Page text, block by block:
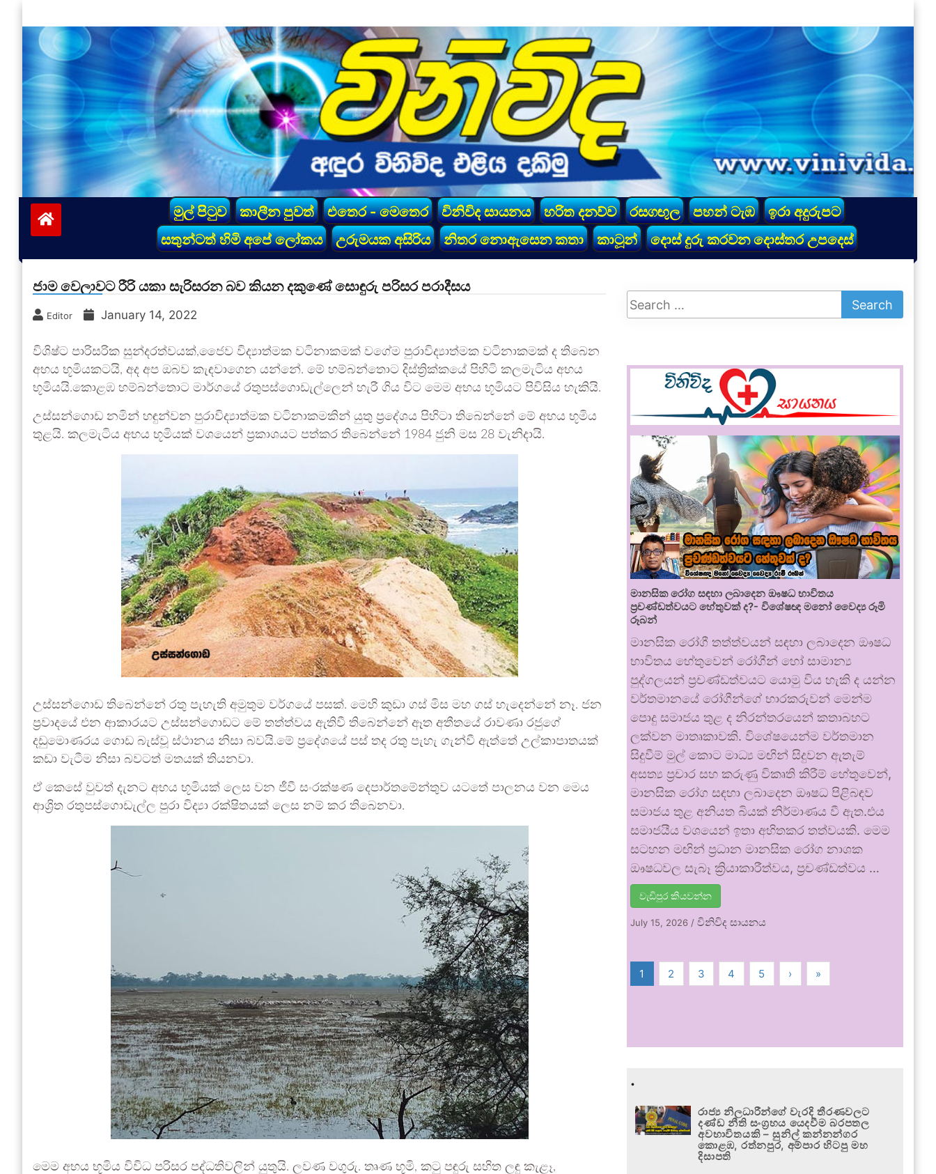
to
content
vinivida.lk
මුල් පිටුව කාලීන පුවත් එතෙර - මෙතෙර විනිවිද සායනය හරිත දනව්ව රසගඟුල පහන් ටැඹ
ඉරා අදුරුපට
සතුන්ටත් හිමි අපේ ලෝකය
උරුමයක අසිරිය නිතර නොඇසෙන කතා කාටූන් දොස් දුරු කරවන දොස්තර උපදෙස්
ජාම වෙලාවට රීරි යකා සැරිසරන බව කියන දකුණේ සොඳුරු පරිසර පරාදීසය
Editor January 14, 2022
විශිෂ්ට පාරිසරික සුන්දරත්වයක්,ජෛව විද්‍යාත්මක වටිනාකමක් වගේම පුරාවිද්‍යාත්මක වටිනාකමක් ද තිබෙන
අභය භූමියකටයි, අද අප ඔබව කැඳවාගෙන යන්නේ. මේ හම්බන්තොට දිස්ත්‍රික්කයේ පිහිටි කලමැටිය අභය
භූමියයි.කොළඹ හම්බන්තොට මාර්ගයේ රතුපස්ගොඩැල්ලෙන් හැරී ගිය විට මෙම අභය භූමියට පිවිසිය හැකියි.
උස්සන්ගොඩ නමින් හඳුන්වන පුරාවිද්‍යාත්මක වටිනාකමකින් යුතු ප්‍රදේශය පිහිටා තිබෙන්නේ මේ අභය භූමිය
තුළයි. කලමැටිය අභය භූමියක් වශයෙන් ප්‍රකාශයට පත්කර තිබෙන්නේ 1984 ජුනි මස 28 වැනිදායි.
උස්සන්ගොඩ තිබෙන්නේ රතු පැහැති අමුතුම වර්ගයේ පසක්. මෙහි කුඩා ගස් මිස මහ ගස් හැදෙන්නේ නෑ. ජන
ප්‍රවාදයේ එන ආකාරයට උස්සන්ගොඩට මේ තත්ත්වය ඇතිවී තිබෙන්නේ ඈත අතීතයේ රාවණා රජුගේ
දඩුමොණරය ගොඩ බැස්වූ ස්ථානය නිසා බවයි.මේ ප්‍රදේශයේ පස් තද රතු පැහැ ගැන්වී ඇත්තේ උල්කාපාතයක්
කඩා වැටීම නිසා බවටත් මතයක් තියනවා.
ඒ කෙසේ වුවත් දැනට අභය භූමියක් ලෙස වන ජීවී සංරක්ෂණ දෙපාර්තමේන්තුව යටතේ පාලනය වන මෙය
ආශ්‍රිත රතුපස්ගොඩැල්ල පුරා විද්‍යා රක්ෂිතයක් ලෙස නම් කර තිබෙනවා.
මෙම අභය භූමිය විවිධ පරිසර පද්ධතිවලින් යුතුයි. ලවණ වගුරු. තෘණ භූමි, කටු පඳුරු සහිත ලඳු කැළෑ,
මානසික රෝග සඳහා ලබාදෙන ඖෂධ භාවිතය
ප්‍රචණ්ඩත්වයට හේතුවක් ද?- විශේෂඥ මනෝ වෛද්‍ය රූමි
රූබන්
මානසික රෝගී තත්ත්වයන් සඳහා ලබාදෙන ඖෂධ
භාවිතය හේතුවෙන් රෝගීන් හෝ සාමාන්‍ය
පුද්ගලයන් ප්‍රචණ්ඩත්වයට යොමු විය හැකි ද යන්න
වර්තමානයේ රෝගීන්ගේ භාරකරුවන් මෙන්ම
පොදු සමාජය තුළ ද නිරන්තරයෙන් කතාබහට
ලක්වන මාතෘකාවකි. විශේෂයෙන්ම වර්තමාන
සිදුවීම් මුල් කොට මාධ්‍ය මඟින් සිදුවන ඇතැම්
අසත්‍ය ප්‍රචාර සහ කරුණු විකෘති කිරීම් හේතුවෙන්,
මානසික රෝග සඳහා ලබාදෙන ඖෂධ පිළිබඳව
සමාජය තුළ අනියත බියක් නිර්මාණය වී ඇත.එය
සමාජයීය වශයෙන් ඉතා අහිතකර තත්වයකි. මෙම
සටහන මඟින් ප්‍රධාන මානසික රෝග නාශක
ඖෂධවල සැබෑ ක්‍රියාකාරීත්වය, ප්‍රචණ්ඩත්වය …
වැඩිපුර කියවන්න
July 15, 2026 /විනිවිද සායනය
1 2 3 4 5 › »
.
රාජ්‍ය නිලධාරීන්ගේ වැරදි තීරණවලට
දණ්ඩ නීති සංග්‍රහය යෙදවීම බරපතල
අවභාවිතයකි – සුනිල් කන්නන්ගර
කොළඹ, රත්නපුර, අම්පාර හිටපු මහ
දිසාපති